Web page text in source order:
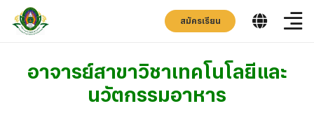
สมัครเรียน
อาจารย์สาขาวิชาเทคโนโลยีและ
นวัตกรรมอาหาร